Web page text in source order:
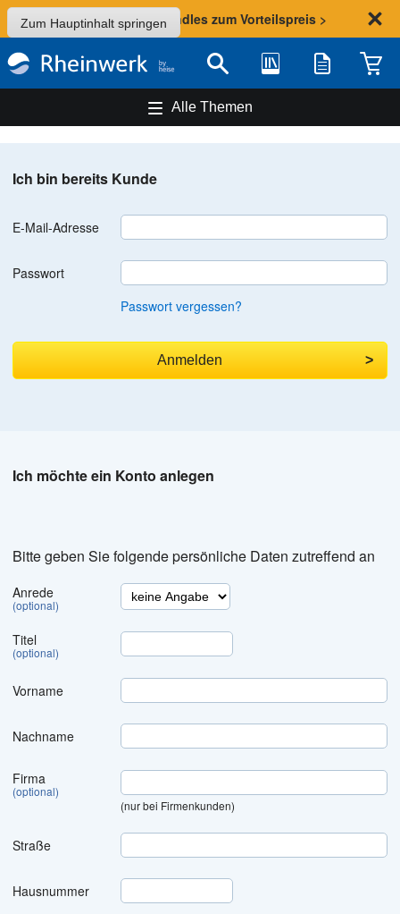
Zum Hauptinhalt springen
Sommer-Aktion: Bundles zum Vorteilspreis >
Suche Bibliothek Merkliste
Alle Themen
Ich bin bereits Kunde
E-Mail-Adresse
Passwort
Passwort vergessen?
Anmelden
Ich möchte ein Konto anlegen
Bitte geben Sie folgende persönliche Daten zutreffend an
Anrede
(optional)
Titel
(optional)
Vorname
Nachname
Firma
(optional)
(nur bei Firmenkunden)
Straße
Hausnummer